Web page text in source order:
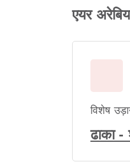
एयर
विशेष
ढाका